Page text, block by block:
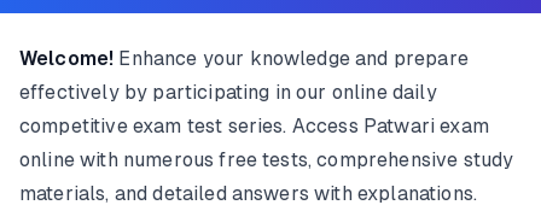
Welcome! Enhance your knowledge and prepare
effectively by participating in our online daily
competitive exam test series. Access Patwari exam
online with numerous free tests, comprehensive study
materials, and detailed answers with explanations.